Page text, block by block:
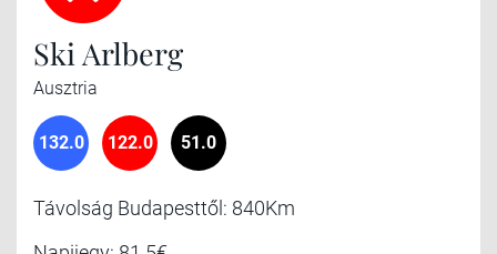
Ski Arlberg
Ausztria
132.0 122.0 51.0
Távolság Budapesttől: 840Km